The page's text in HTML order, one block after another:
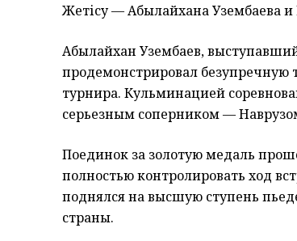
Жетісу — Абылайхана Узембаева
Абылайхан Узембаев,
продемонстрировал безупречную
турнира. Кульминацией
серьезным соперником —
Поединок за золотую медаль
полностью контролировать ход
поднялся на высшую ступень
страны.